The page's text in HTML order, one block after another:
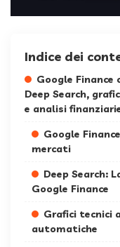
Indice dei
Google Finance
Deep Search,
e analisi
Google
mercati
Deep Search:
Google Finance
Grafici tecnici
automatiche